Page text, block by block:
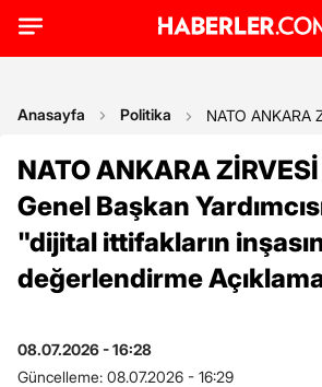
Anasayfa Politika NATO ANKARA
NATO ANKARA
Genel Başkan
"dijital ittifakların
değerlendirme
08.07.2026 - 16:28
Güncelleme: 08.07.2026 - 16:29